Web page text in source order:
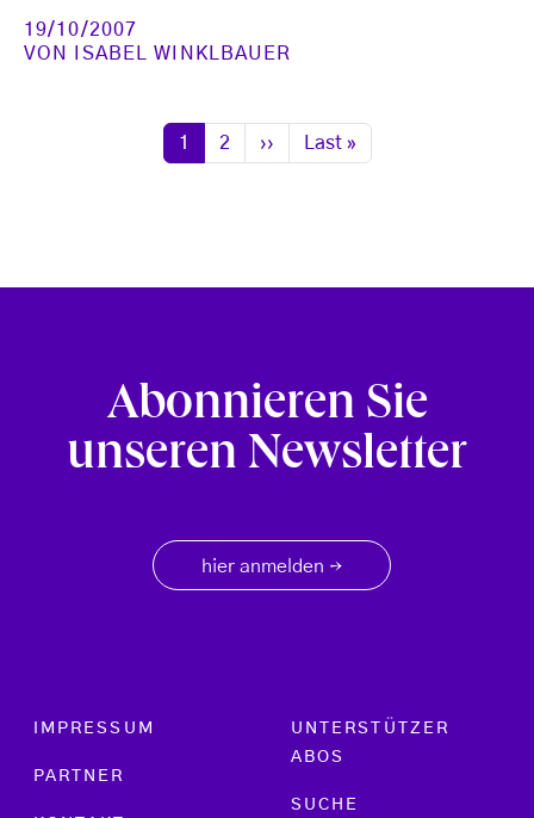
19/10/2007
VON
ISABEL WINKLBAUER
Seitennummerierung
Seite
1 Seite
2 Nächste Seite
›› Letzte Seite
Last »
Abonnieren Sie
unseren Newsletter
hier anmelden →
Footer menu
IMPRESSUM
PARTNER
UNTERSTÜTZER
ABOS
SUCHE